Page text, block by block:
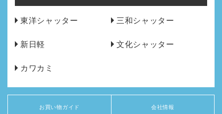
東洋シャッター 三和シャッター
新日軽 文化シャッター
カワカミ
お買い物ガイド 会社情報